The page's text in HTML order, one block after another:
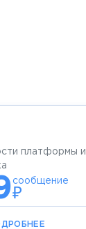
платформы и
сообщение
₽